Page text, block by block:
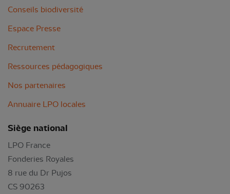
Conseils biodiversité
Espace Presse
Recrutement
Ressources pédagogiques
Nos partenaires
Annuaire LPO locales
Siège national
LPO France
Fonderies Royales
8 rue du Dr Pujos
CS 90263